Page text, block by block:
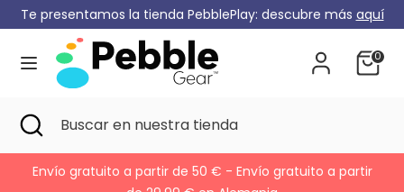
al
contenido
Te presentamos la tienda PebblePlay: descubre más aquí
0
Moneda
Alemania (EUR €)
Buscar
en
Buscar
nuestra
tienda
Buscar
en
Buscar
nuestra
tienda
Cerrar
búsqueda
Juega ahora y paga después